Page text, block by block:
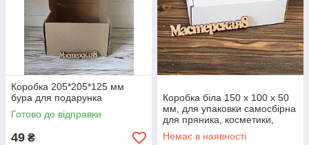
Коробка 205*205*125 мм
бура для подарунка
Готово до відправки
49 ₴
Коробка біла 150 х 100 х 50
мм, для упаковки самосбірна
для пряника, косметики,
подарунки, сувеніра
Немає в наявності